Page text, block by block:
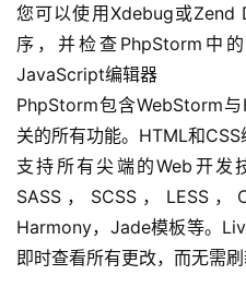
您可以使用Xdebug或Zend
序，并检查PhpStorm中
JavaScript编辑器
PhpStorm包含WebStorm
关的所有功能。HTML和CSS
支持所有尖端的Web开发
SASS，SCSS，LESS，
Harmony，Jade模板等。
即时查看所有更改，而无需刷